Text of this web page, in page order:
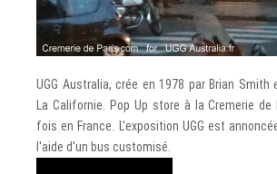
UGG Australia, crée en 1978 par Brian Smith
La Californie. Pop Up store à la Cremerie
fois en France. L'exposition UGG est
l'aide d'un bus customisé.